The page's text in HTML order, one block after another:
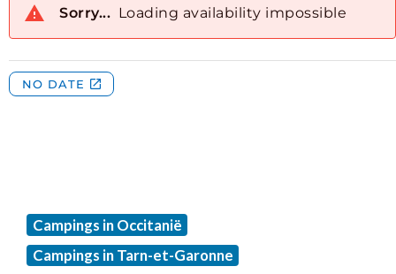
Campings in Occitanië
Campings in Tarn-et-Garonne